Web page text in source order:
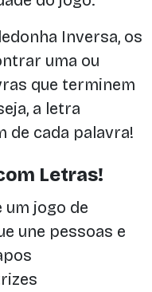
Inversa, os
uma ou
que terminem
a letra
de cada palavra!
Letras!
um jogo de
une pessoas e